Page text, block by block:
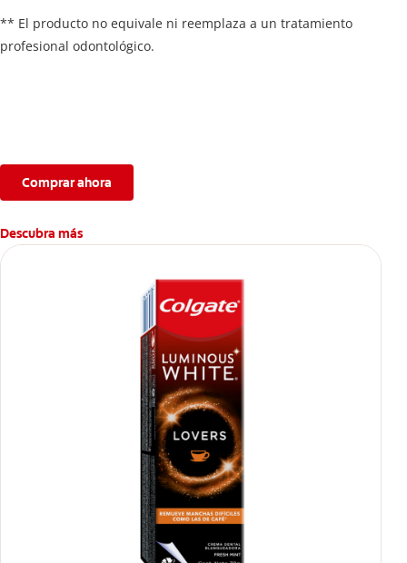
** El producto no equivale ni reemplaza a un tratamiento
profesional odontológico.
Comprar ahora
Descubra más